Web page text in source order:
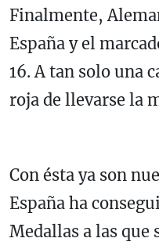
Finalmente,
España y el
16. A tan solo una
roja de llevarse la
Con ésta ya son
España ha
Medallas a las que